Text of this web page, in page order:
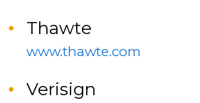
Thawte
www.thawte.com
Verisign